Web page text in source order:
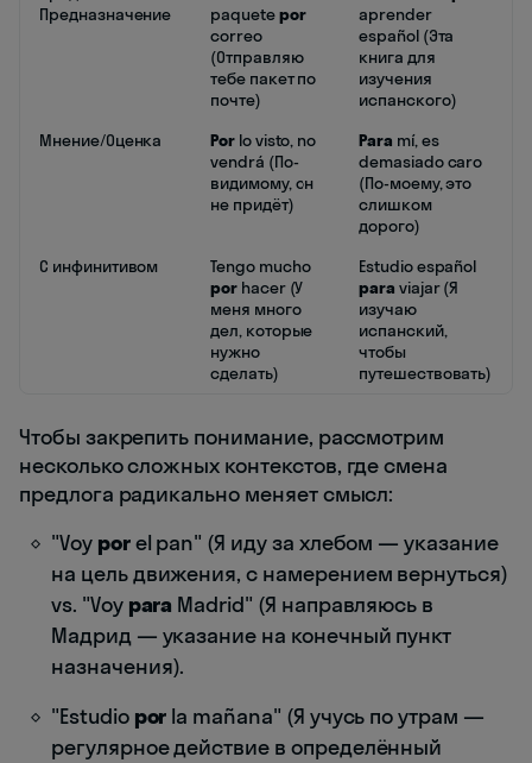
Предназначение
paquetepor
correo
(Отправляю
тебе пакет по
почте)
aprender
español (Эта
книга для
изучения
испанского)
Мнение/Оценка
Porlo visto, no
vendrá (По-
видимому, он
не придёт)
Para mí, es
demasiado caro
(По-моему, это
слишком
дорого)
С инфинитивом
Tengo mucho
porhacer (У
меня много
дел, которые
нужно
сделать)
Estudio español
para viajar (Я
изучаю
испанский,
чтобы
путешествовать)
Чтобы закрепить понимание, рассмотрим
несколько сложных контекстов, где смена
предлога радикально меняет смысл:
"Voy porel pan" (Я иду за хлебом — указание
на цель движения, с намерением вернуться)
vs. "Voy para Madrid" (Я направляюсь в
Мадрид — указание на конечный пункт
назначения).
"Estudio por la mañana" (Я учусь по утрам —
регулярное действие в определённый